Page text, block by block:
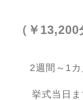
（￥
2週間～1
挙式当日